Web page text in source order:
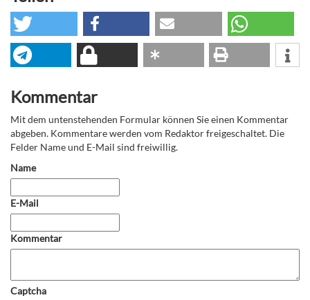
Kommentar
Mit dem untenstehenden Formular können Sie einen Kommentar
abgeben. Kommentare werden vom Redaktor freigeschaltet. Die
Felder Name und E-Mail sind freiwillig.
Name
E-Mail
Kommentar
Captcha